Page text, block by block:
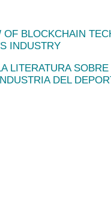
BLOCKCHAIN
INDUSTRY
LITERATURA
DEL